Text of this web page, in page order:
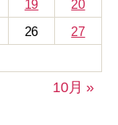
19
20
26
27
10月 »